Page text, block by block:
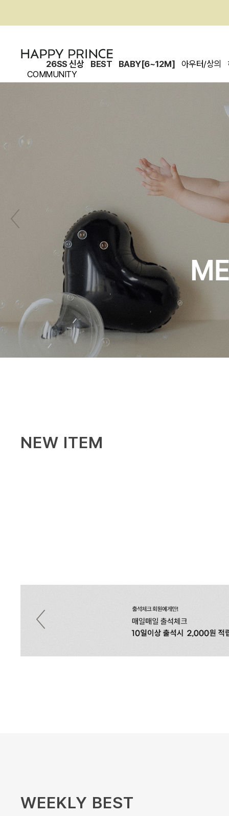
26SS 신상 BEST BABY[6~12M] 아우터/상의
COMMUNITY
NEW ITEM
WEEKLY BEST